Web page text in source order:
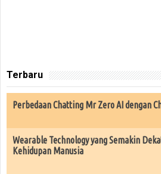
Terbaru
Perbedaan Chatting Mr Zero AI dengan
Wearable Technology yang Semakin
Kehidupan Manusia